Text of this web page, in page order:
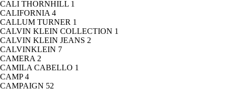
CALI THORNHILL 1
CALIFORNIA 4
CALLUM TURNER 1
CALVIN KLEIN COLLECTION 1
CALVIN KLEIN JEANS 2
CALVINKLEIN 7
CAMERA 2
CAMILA CABELLO 1
CAMP4
CAMPAIGN 52